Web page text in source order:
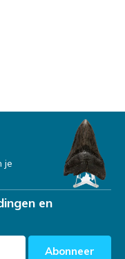
je
en
Abonneer